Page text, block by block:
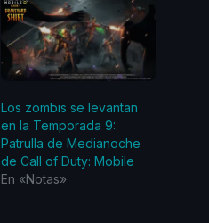
Los zombis se levantan
en la Temporada 9:
Patrulla de Medianoche
de Call of Duty: Mobile
En «Notas»